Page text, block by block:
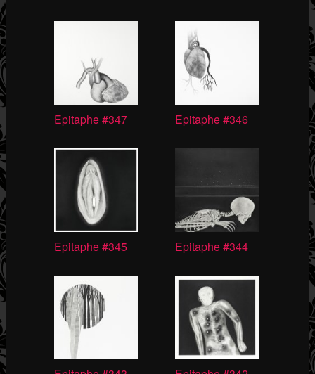
Epitaphe #347 Epitaphe #346
Epitaphe #345 Epitaphe #344